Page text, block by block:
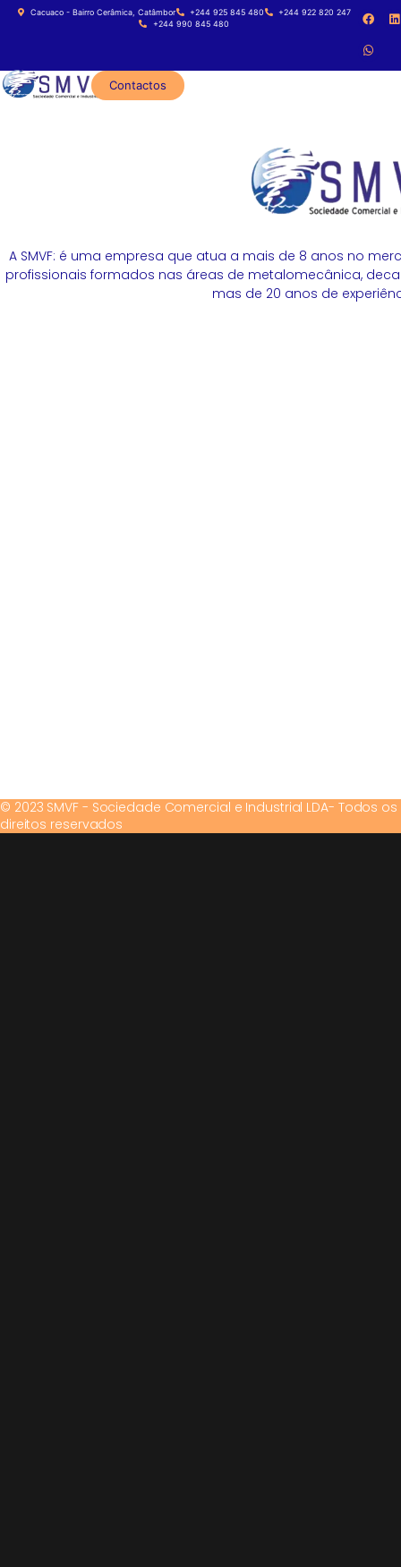
Cacuaco - Bairro Cerâmica, Catâmbor +244 925 845 480
+244 922 820 247
+244 990 845 480
Contactos
A SMVF: é uma empresa que atua a mais de 8 anos no
profissionais formados nas áreas de metalomecânica,
mas de 20 anos de
© 2023 SMVF - Sociedade Comercial e Industrial LDA- Todos os
direitos reservados